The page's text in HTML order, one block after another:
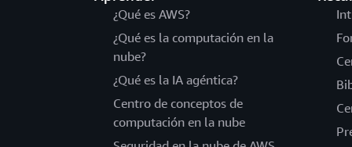
¿Qué es AWS?
¿Qué es la computación en la
nube?
¿Qué es la IA agéntica?
Centro de conceptos de
computación en la nube